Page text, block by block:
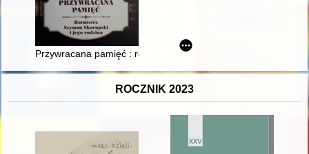
Przywracana pamięć : rotmistrz Szymon Skorupski i jego
ROCZNIK 2023